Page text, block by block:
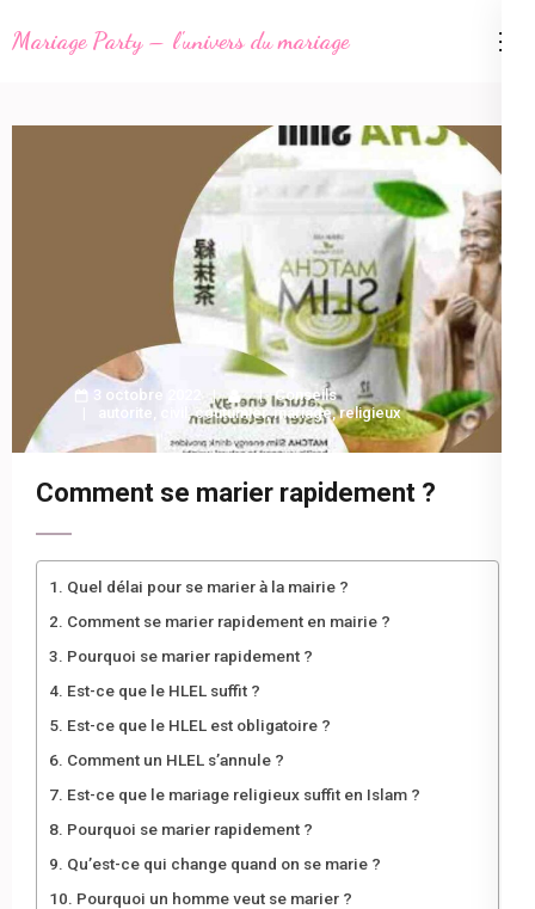
au
(Pressez
Mariage Party – l'univers du mariage
3 octobre 2022
Conseils
autorite, ,coutumier,mariage,religieux
Comment se marier rapidement ?
Quel délai pour se marier à la mairie ?
Comment se marier rapidement en mairie ?
Pourquoi se marier rapidement ?
Est-ce que le HLEL suffit ?
Est-ce que le HLEL est obligatoire ?
Comment un HLEL s’annule ?
Est-ce que le mariage religieux suffit en Islam ?
Pourquoi se marier rapidement ?
Qu’est-ce qui change quand on se marie ?
Pourquoi un homme veut se marier ?